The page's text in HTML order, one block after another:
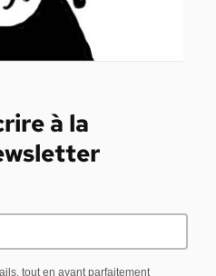
à la
tout en ayant parfaitement